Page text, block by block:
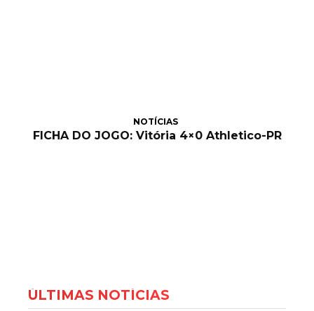
NOTÍCIAS
FICHA DO JOGO: Vitória 4×0 Athletico-PR
ÚLTIMAS NOTÍCIAS